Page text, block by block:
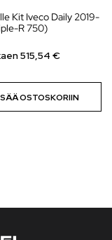
Kit Iveco Daily 2019-
R 750)
515,54 €
OSTOSKORIIN